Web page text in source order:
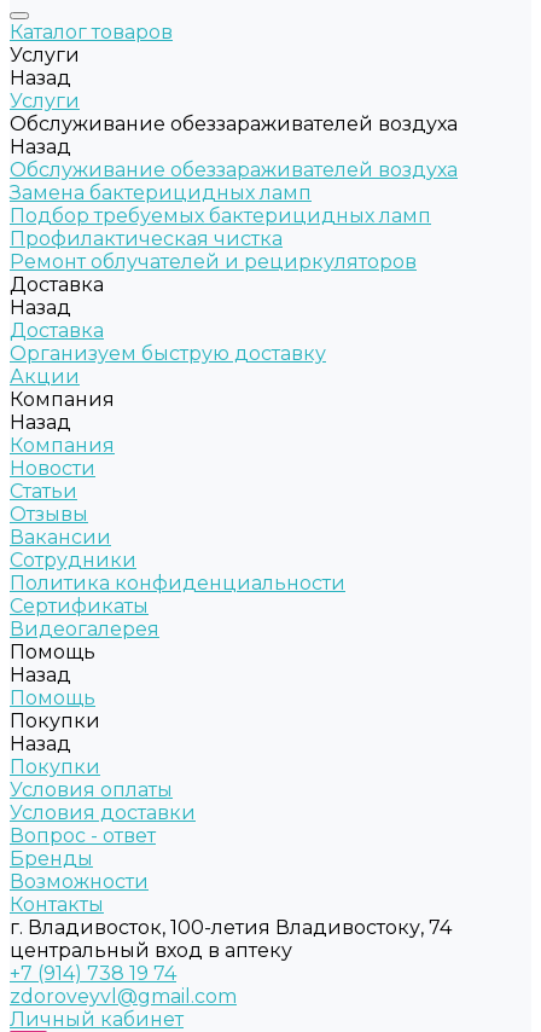
Каталог товаров
Услуги
Назад
Услуги
Обслуживание обеззараживателей воздуха
Назад
Обслуживание обеззараживателей воздуха
Замена бактерицидных ламп
Подбор требуемых бактерицидных ламп
Профилактическая чистка
Ремонт облучателей и рециркуляторов
Доставка
Назад
Доставка
Организуем быструю доставку
Акции
Компания
Назад
Компания
Новости
Статьи
Отзывы
Вакансии
Сотрудники
Политика конфиденциальности
Сертификаты
Видеогалерея
Помощь
Назад
Помощь
Покупки
Назад
Покупки
Условия оплаты
Условия доставки
Вопрос - ответ
Бренды
Возможности
Контакты
г. Владивосток, 100-летия Владивостоку, 74
центральный вход в аптеку
+7 (914) 738 19 74
zdoroveyvl@gmail.com
Личный кабинет